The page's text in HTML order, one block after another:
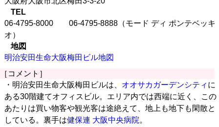
TEL
06-4795-8000 06-4795-8888（モード ディ ポンテベッキ
オ）
地図
明治安田生命大阪梅田ビル地図
［コメント］
・明治安田生命大阪梅田ビルは、 オオサカガーデンシティ に
ある30階建てオフィスビル。エリア内では西端に近く、この
あたりは買い物客や観光客は途絶えて、地上も地下も閑散と
している。裏手は健保連 大阪中央病院。